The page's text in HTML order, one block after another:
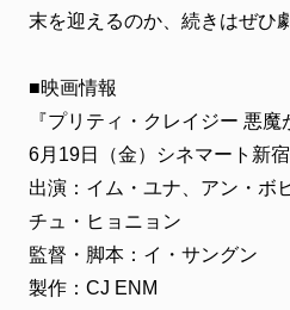
末を迎えるのか、続きはぜひ
■映画情報
『プリティ・クレイジー 悪魔
6月19日（金）シネマート新
出演：イム・ユナ、アン・ボ
チュ・ヒョニョン
監督・脚本：イ・サングン
製作：CJ ENM